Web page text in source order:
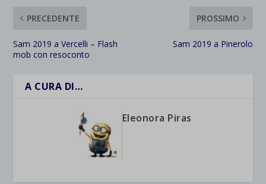
PRECEDENTE
Sam 2019 a Vercelli – Flash
mob con resoconto
PROSSIMO
Sam 2019 a Pinerolo
A CURA DI…
Eleonora Piras